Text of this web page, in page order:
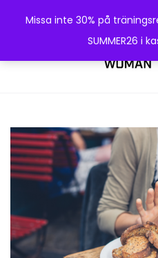
Missa inte 30% på
SUMMER26 i